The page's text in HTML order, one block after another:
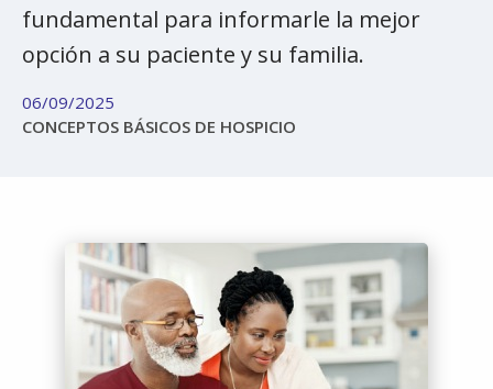
fundamental para informarle la mejor
opción a su paciente y su familia.
06/09/2025
CONCEPTOS BÁSICOS DE HOSPICIO